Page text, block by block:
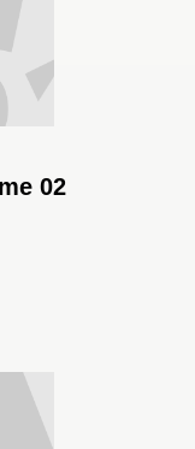
02